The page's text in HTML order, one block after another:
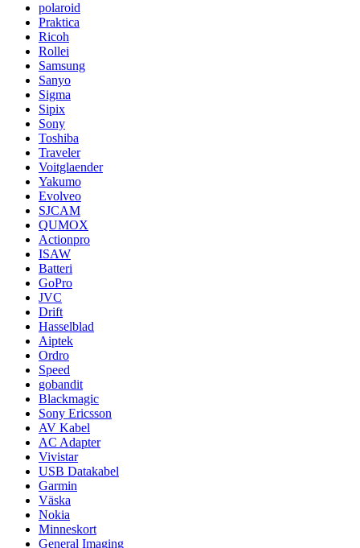
polaroid
Praktica
Ricoh
Rollei
Samsung
Sanyo
Sigma
Sipix
Sony
Toshiba
Traveler
Voitglaender
Yakumo
Evolveo
SJCAM
QUMOX
Actionpro
ISAW
Batteri
GoPro
JVC
Drift
Hasselblad
Aiptek
Ordro
Speed
gobandit
Blackmagic
Sony Ericsson
AV Kabel
AC Adapter
Vivistar
USB Datakabel
Garmin
Väska
Nokia
Minneskort
General Imaging